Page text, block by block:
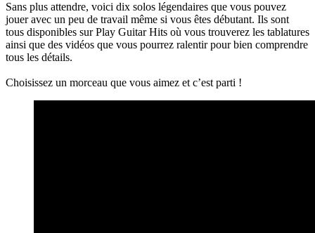
Sans plus attendre, voici dix solos légendaires que vous pouvez
jouer avec un peu de travail même si vous êtes débutant. Ils sont
tous disponibles sur Play Guitar Hits où vous trouverez les tablatures
ainsi que des vidéos que vous pourrez ralentir pour bien comprendre
tous les détails.
Choisissez un morceau que vous aimez et c’est parti !